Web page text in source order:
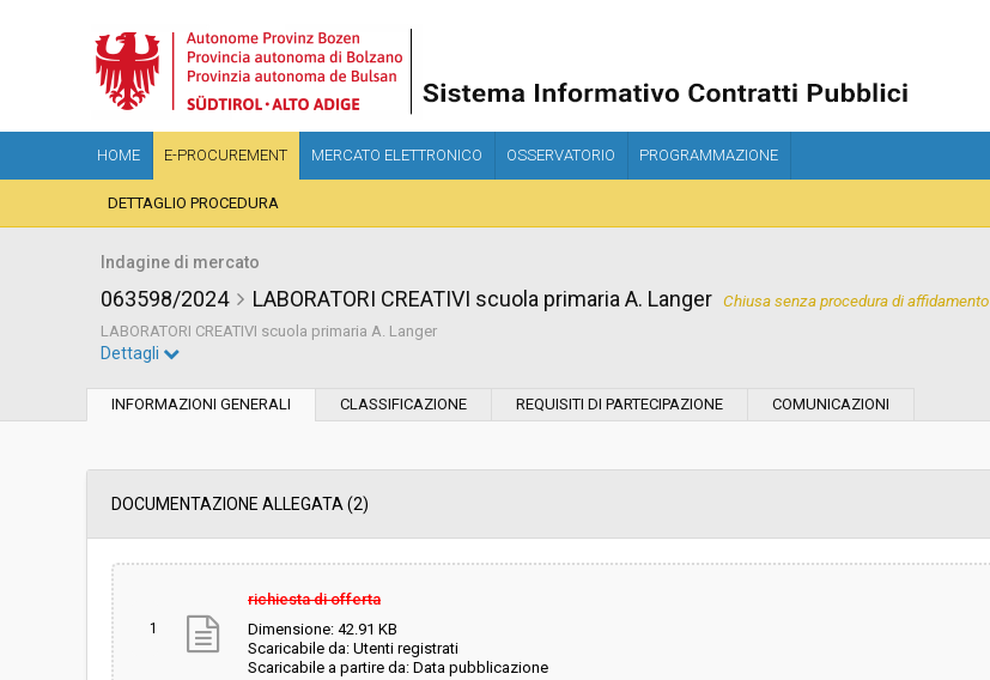
HOME E-PROCUREMENT MERCATO ELETTRONICO OSSERVATORIO PROGRAMMAZIONE
DETTAGLIO PROCEDURA
Indagine di mercato
063598/2024 LABORATORI CREATIVI scuola primaria A. Langer Chiusa senza procedura di affidamento
LABORATORI CREATIVI scuola primaria A. Langer
Svolgimento:
Importo a base di gara soggetto a
ribasso:
- Pubblicata da:
Costi di sicurezza non soggetti a
ribasso:
Dettagli
INFORMAZIONI GENERALI CLASSIFICAZIONE REQUISITI DI PARTECIPAZIONE COMUNICAZIONI
DOCUMENTAZIONE ALLEGATA (2)
1
richiesta di offerta
Dimensione: 42.91 KB
Scaricabile da: Utenti registrati
Scaricabile a partire da: Data pubblicazione